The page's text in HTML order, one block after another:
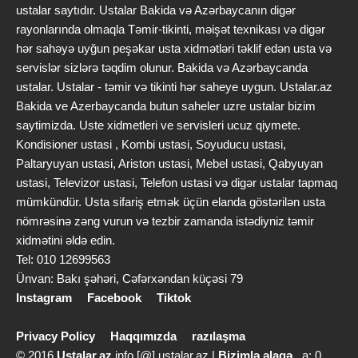
ustalar saytıdır. Ustalar Bakida və Azərbaycanın digər
rayonlarında olmaqla Təmir-tikinti, məişət texnikası və digər
hər sahəyə uyğun peşəkar usta xidmətləri təklif edən usta və
servislər sizlərə təqdim olunur. Bakida və Azərbaycanda
ustalar. Ustalar - təmir və tikinti hər saheye uygun. Ustalar.az
Bakida ve Azerbaycanda butun saheler uzre ustalar bizim
saytimizda. Uste xidmetleri ve servisleri ucuz qiymete.
Kondisioner ustasi , Kombi ustasi, Soyuducu ustasi,
Paltaryuyan ustasi, Ariston ustasi, Mebel ustasi, Qabyuyan
ustasi, Televizor ustasi, Telefon ustasi və digər ustalar tapmaq
mümkündür. Usta sifariş etmək üçün elanda göstərilən usta
nömrəsinə zəng vurun və tezbir zamanda istədiyniz təmir
xidmətini əldə edin.
Tel: 010 12699563
Ünvan: Bakı şəhəri, Cəfərxəndan küçəsi 79
Instagram
Facebook Tiktok
Privacy Policy Haqqımızda
razılaşma
© 2016 Ustalar.az info [@] ustalar.az | Bizimlə əlaqə a: 0